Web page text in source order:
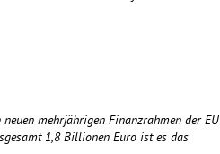
mehrjährigen Finanzrahmen der EU
1,8 Billionen Euro ist es das